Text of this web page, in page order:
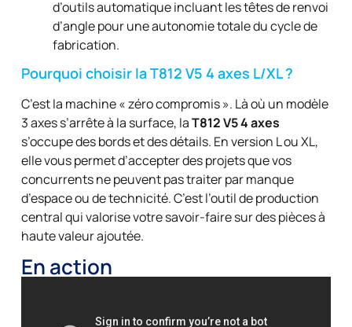
d’outils automatique incluant les têtes de renvoi
d’angle pour une autonomie totale du cycle de
fabrication.
Pourquoi choisir la T812 V5 4 axes L/XL ?
C’est la machine « zéro compromis ». Là où un modèle
3 axes s’arrête à la surface, laT812 V5 4 axes
s’occupe des bords et des détails. En version L ou XL,
elle vous permet d’accepter des projets que vos
concurrents ne peuvent pas traiter par manque
d’espace ou de technicité. C’est l’outil de production
central qui valorise votre savoir-faire sur des pièces à
haute valeur ajoutée.
En action